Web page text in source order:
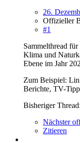
26.
Offizieller
#1
Sammelthread
Klima und
Ebene im Jahr
Zum Beispiel:
Berichte, TV-
Bisheriger Thread:
Nächster
Zitieren